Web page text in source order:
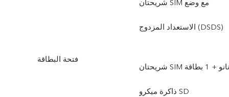
شريحتان SIM مع وضع
الاستعداد المزدوج (DSDS)
فتحة البطاقة
شريحتان SIM نانو + 1 بطاقة
ذاكرة ميكرو SD